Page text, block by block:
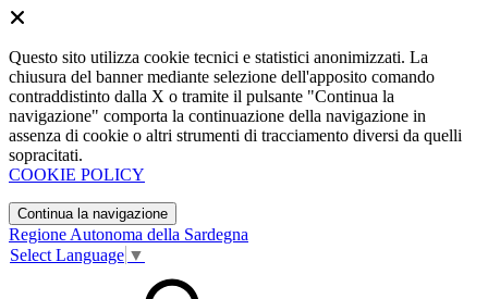
Questo sito utilizza cookie tecnici e statistici anonimizzati. La
chiusura del banner mediante selezione dell'apposito comando
contraddistinto dalla X o tramite il pulsante "Continua la
navigazione" comporta la continuazione della navigazione in
assenza di cookie o altri strumenti di tracciamento diversi da quelli
sopracitati.
COOKIE POLICY
Continua la navigazione
Regione Autonoma della Sardegna
Select Language ▼